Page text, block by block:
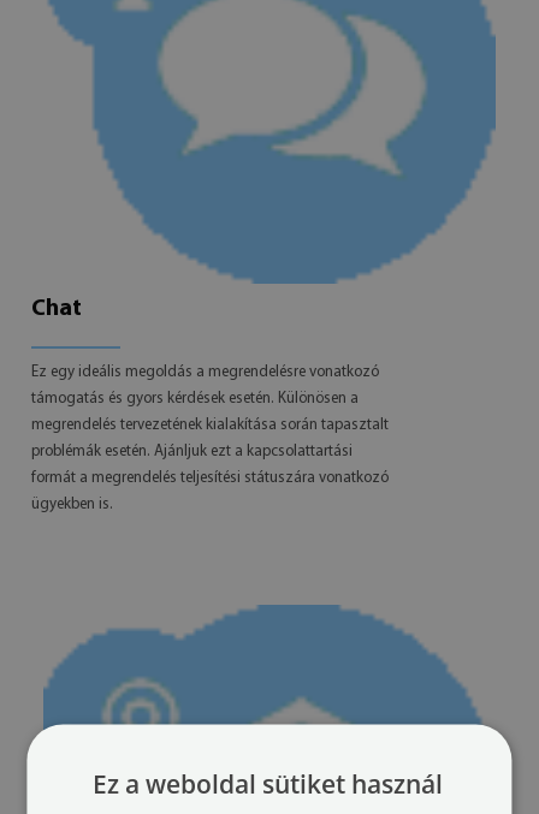
Chat
Ez egy ideális megoldás a megrendelésre vonatkozó
támogatás és gyors kérdések esetén. Különösen a
megrendelés tervezetének kialakítása során tapasztalt
problémák esetén. Ajánljuk ezt a kapcsolattartási
formát a megrendelés teljesítési státuszára vonatkozó
ügyekben is.
Ez a weboldal sütiket használ